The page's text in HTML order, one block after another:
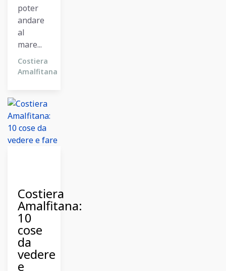
poter
andare
al
mare...
Costiera
Amalfitana
Costiera
Amalfitana:
10
cose
da
vedere
e